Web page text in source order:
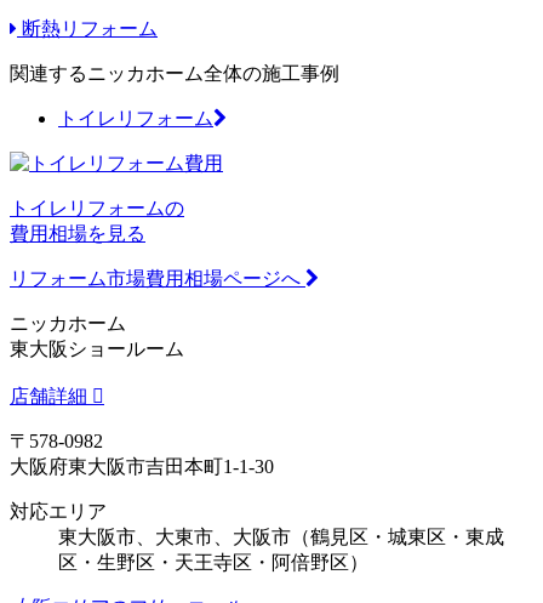
断熱リフォーム
関連するニッカホーム全体の施工事例
トイレリフォーム
トイレリフォームの
費用相場を見る
リフォーム市場費用相場ページへ
ニッカホーム
東大阪ショールーム
店舗詳細
〒578-0982
大阪府東大阪市吉田本町1-1-30
対応エリア
東大阪市、大東市、大阪市（鶴見区・城東区・東成
区・生野区・天王寺区・阿倍野区）